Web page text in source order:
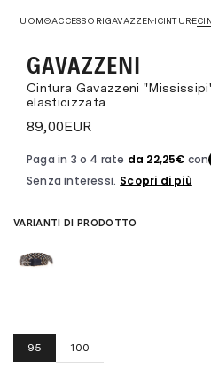
UOMOACCESSORIGAVAZZENICINTURE
GAVAZZENI
Cintura Gavazzeni
elasticizzata
89,00EUR
VARIANTI DI PRODOTTO
95 100